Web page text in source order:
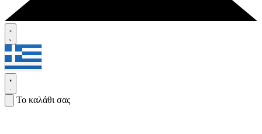
Το καλάθι σας